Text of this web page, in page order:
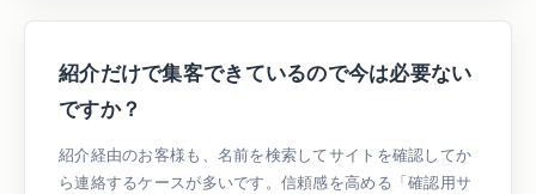
紹介だけで集客できているので今は必要ない
ですか？
紹介経由のお客様も、名前を検索してサイトを確認してか
ら連絡するケースが多いです。信頼感を高める「確認用サ